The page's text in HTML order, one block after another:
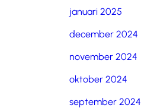
januari 2025
december 2024
november 2024
oktober 2024
september 2024